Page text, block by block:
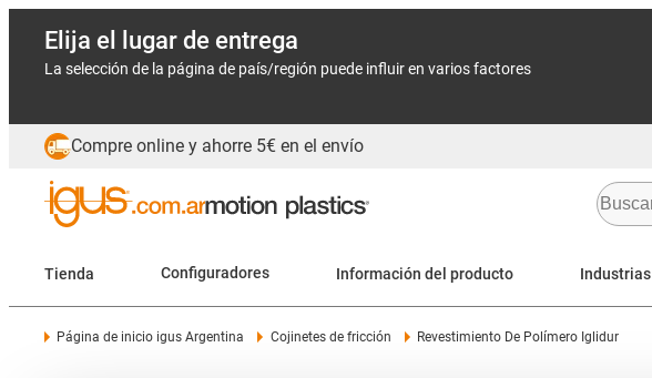
Elija el lugar de entrega
La selección de la página de país/región puede influir en varios factores
Compre online y ahorre 5€ en el envío
Tienda Configuradores Información del producto Industrias
Página de inicio igus Argentina Cojinetes de fricción Revestimiento De Polímero Iglidur